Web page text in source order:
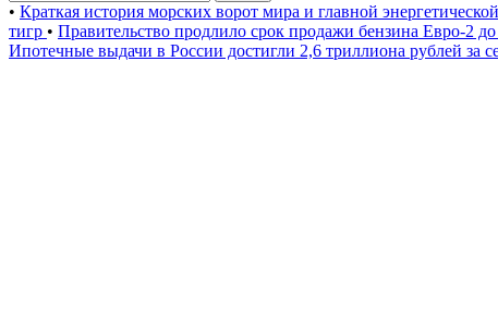
• Краткая история морских ворот мира и главной
тигр • Правительство продлило срок продажи бензина Евро-2
Ипотечные выдачи в России достигли 2,6 триллиона рублей за